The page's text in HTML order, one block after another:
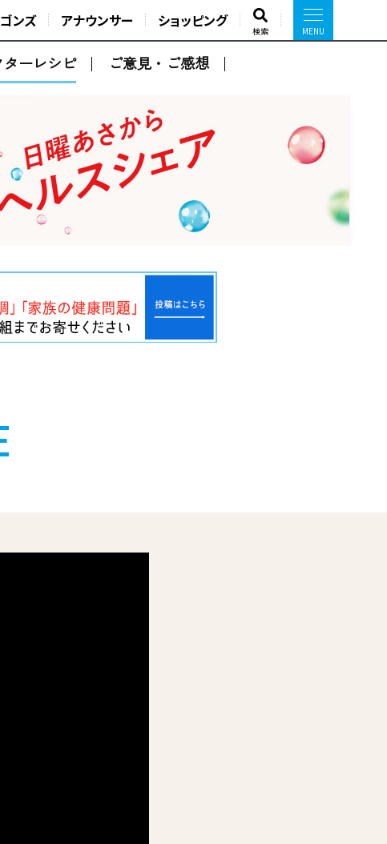
ンズ アナウンサー ショッピング
検索
ターレシピ ご意見・ご感想